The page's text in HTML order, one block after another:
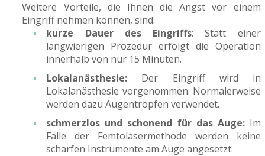
Weitere Vorteile, die Ihnen die Angst vor einem
Eingriff nehmen können, sind:
kurze Dauer des Eingriffs: Statt einer
langwierigen Prozedur erfolgt die Operation
innerhalb von nur 15 Minuten.
Lokalanästhesie: Der Eingriff wird in
Lokalanästhesie vorgenommen. Normalerweise
werden dazu Augentropfen verwendet.
schmerzlos und schonend für das Auge:Im
Falle der Femtolasermethode werden keine
scharfen Instrumente am Auge angesetzt.